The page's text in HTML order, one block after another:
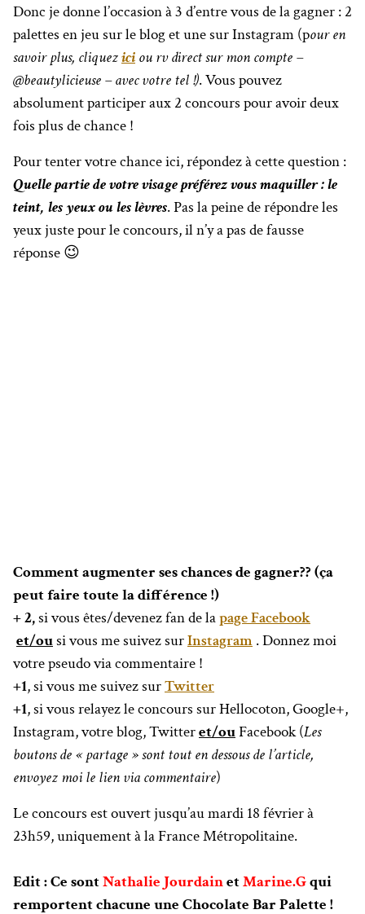
Donc je donne l’occasion à 3 d’entre vous de la gagner : 2
palettes en jeu sur le blog et une sur Instagram (pour en
savoir plus, cliquezici ou rv direct sur mon compte –
@beautylicieuse – avec votre tel !). Vous pouvez
absolument participer aux 2 concours pour avoir deux
fois plus de chance !
Pour tenter votre chance ici, répondez à cette question :
Quelle partie de votre visage préférez vous maquiller : le
teint, les yeux ou les lèvres. Pas la peine de répondre les
yeux juste pour le concours, il n’y a pas de fausse
réponse 😉
Comment augmenter ses chances de gagner?? (ça
peut faire toute la différence !)
+ 2,si vous êtes/devenez fan de lapage Facebook
et/ousi vous me suivez surInstagram . Donnez moi
votre pseudo via commentaire !
+1, si vous me suivez surTwitter
+1, si vous relayez le concours sur Hellocoton, Google+,
Instagram, votre blog, Twitteret/ouFacebook (Les
boutons de « partage » sont tout en dessous de l’article,
envoyez moi le lien via commentaire)
Le concours est ouvert jusqu’au mardi 18 février à
23h59, uniquement à la France Métropolitaine.
Edit : Ce sontNathalie JourdainetMarine.Gqui
remportent chacune une Chocolate Bar Palette !